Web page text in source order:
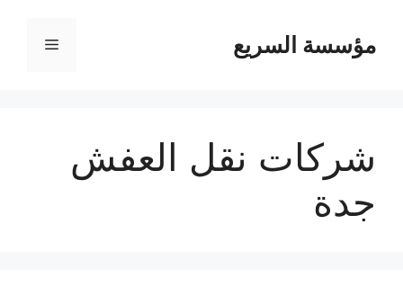
مؤسسة السريع القائمة
شركات نقل العفش
جدة